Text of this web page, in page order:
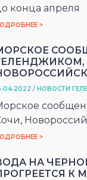
конца апреля
>
/ НОВОСТИ
>
НА
К